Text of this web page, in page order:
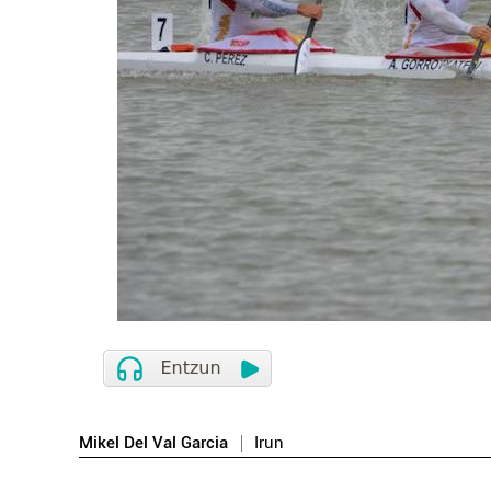
Mikel Del Val Garcia Irun